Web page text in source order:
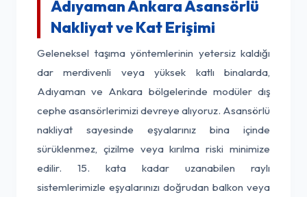
Adıyaman Ankara Asansörlü
Nakliyat ve Kat Erişimi
Geleneksel taşıma yöntemlerinin yetersiz kaldığı
dar merdivenli veya yüksek katlı binalarda,
Adıyaman ve Ankara bölgelerinde modüler dış
cephe asansörlerimizi devreye alıyoruz. Asansörlü
nakliyat sayesinde eşyalarınız bina içinde
sürüklenmez, çizilme veya kırılma riski minimize
edilir. 15. kata kadar uzanabilen raylı
sistemlerimizle eşyalarınızı doğrudan balkon veya